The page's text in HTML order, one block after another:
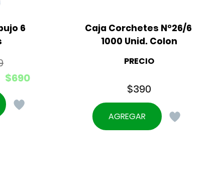
6
$690
Caja Corchetes N°26/6
1000 Unid. Colon
PRECIO
$390
AGREGAR